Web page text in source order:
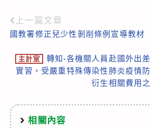
Read
more
articles
上一篇文章
國教署修正兒少性剝削條例宣導教材
主計室
轉知-各機關人員赴國外出
實習，受嚴重特殊傳染性肺炎疫情
衍生相關費用
相關內容